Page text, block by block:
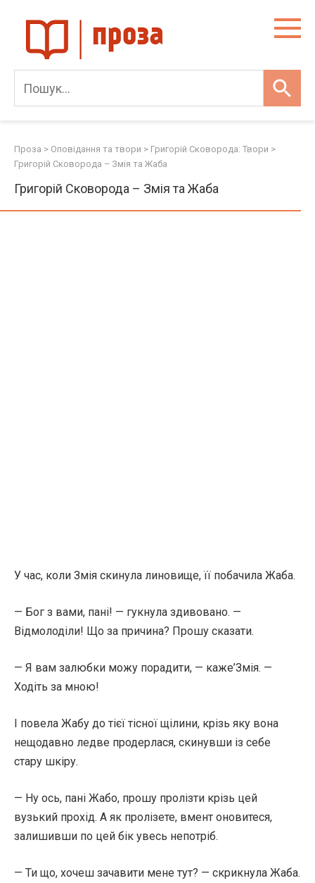
content
Проза > Оповідання та твори > Григорій Сковорода: Твори >
Григорій Сковорода – Змія та Жаба
Григорій Сковорода – Змія та Жаба
У час, коли Змія скинула линовище, її побачила Жаба.
— Бог з вами, пані! — гукнула здивовано. —
Відмолоділи! Що за причина? Прошу сказати.
— Я вам залюбки можу порадити, — каже’Змія. —
Ходіть за мною!
І повела Жабу до тієї тісної щілини, крізь яку вона
нещодавно ледве продерлася, скинувши із себе
стару шкіру.
— Ну ось, пані Жабо, прошу пролізти крізь цей
вузький прохід. А як пролізете, вмент оновитеся,
залишивши по цей бік увесь непотріб.
— Ти що, хочеш зачавити мене тут? — скрикнула Жаба.